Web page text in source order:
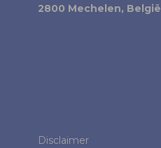
2800 Mechelen, België
Disclaimer